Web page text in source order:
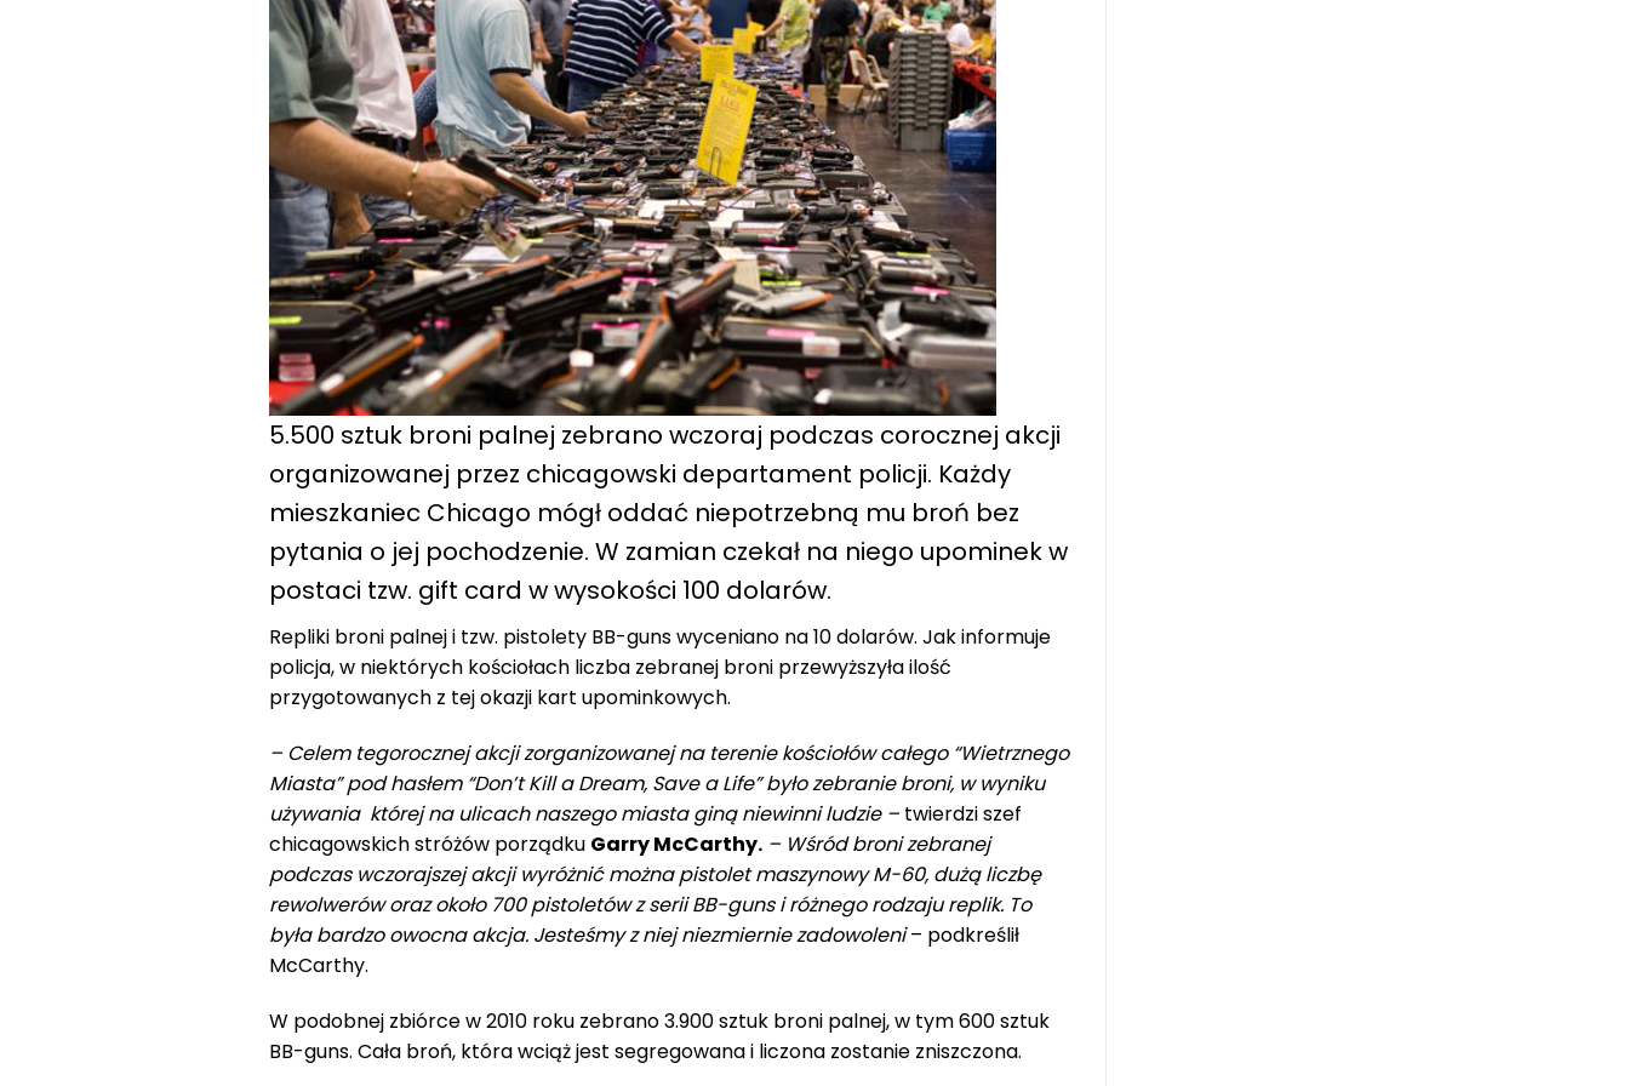
5.500 sztuk broni palnej zebrano wczoraj podczas corocznej akcji
organizowanej przez chicagowski departament policji. Każdy
mieszkaniec Chicago mógł oddać niepotrzebną mu broń bez
pytania o jej pochodzenie. W zamian czekał na niego upominek w
postaci tzw. gift card w wysokości 100 dolarów.
Repliki broni palnej i tzw. pistolety BB-guns wyceniano na 10 dolarów. Jak informuje
policja, w niektórych kościołach liczba zebranej broni przewyższyła ilość
przygotowanych z tej okazji kart upominkowych.
– Celem tegorocznej akcji zorganizowanej na terenie kościołów całego “Wietrznego
Miasta” pod hasłem “Don’t Kill a Dream, Save a Life” było zebranie broni, w wyniku
używania której na ulicach naszego miasta giną niewinni ludzie – twierdzi szef
chicagowskich stróżów porządku Garry McCarthy. – Wśród broni zebranej
podczas wczorajszej akcji wyróżnić można pistolet maszynowy M-60, dużą liczbę
rewolwerów oraz około 700 pistoletów z serii BB-guns i różnego rodzaju replik. To
była bardzo owocna akcja. Jesteśmy z niej niezmiernie zadowoleni– podkreślił
McCarthy.
W podobnej zbiórce w 2010 roku zebrano 3.900 sztuk broni palnej, w tym 600 sztuk
BB-guns. Cała broń, która wciąż jest segregowana i liczona zostanie zniszczona.